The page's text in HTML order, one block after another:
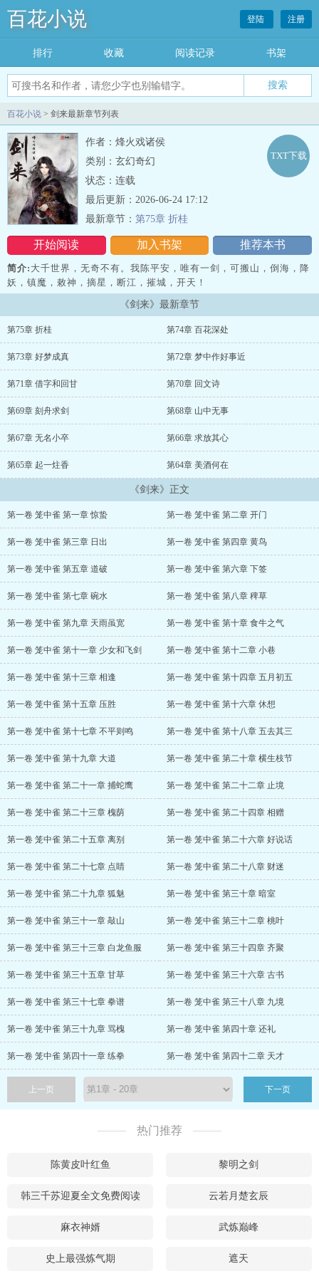
百花小说 登陆 注册
排行 收藏 阅读记录 书架
百花小说 > 剑来最新章节列表
作者：烽火戏诸侯
类别：玄幻奇幻
状态：连载
开始阅读 加入书架 推荐本书
TXT下载
最后更新：2026-06-24 17:12
最新章节： 第75章 折桂
简介: 大千世界，无奇不有。我陈平安，唯有一剑，可搬山，倒海，降
妖，镇魔，敕神，摘星，断江，摧城，开天！
《剑来》最新章节
第75章 折桂 第74章 百花深处
第73章 好梦成真 第72章 梦中作好事近
第71章 借字和回甘 第70章 回文诗
第69章 刻舟求剑 第68章 山中无事
第67章 无名小卒 第66章 求放其心
第65章 起一炷香 第64章 美酒何在
《剑来》正文
第一卷 笼中雀 第一章 惊蛰 第一卷 笼中雀 第二章 开门
第一卷 笼中雀 第三章 日出 第一卷 笼中雀 第四章 黄鸟
第一卷 笼中雀 第五章 道破 第一卷 笼中雀 第六章 下签
第一卷 笼中雀 第七章 碗水 第一卷 笼中雀 第八章 稗草
第一卷 笼中雀 第九章 天雨虽宽 第一卷 笼中雀 第十章 食牛之气
第一卷 笼中雀 第十一章 少女和飞剑 第一卷 笼中雀 第十二章 小巷
第一卷 笼中雀 第十三章 相逢 第一卷 笼中雀 第十四章 五月初五
第一卷 笼中雀 第十五章 压胜 第一卷 笼中雀 第十六章 休想
第一卷 笼中雀 第十七章 不平则鸣 第一卷 笼中雀 第十八章 五去其三
第一卷 笼中雀 第十九章 大道 第一卷 笼中雀 第二十章 横生枝节
第一卷 笼中雀 第二十一章 捕蛇鹰 第一卷 笼中雀 第二十二章 止境
第一卷 笼中雀 第二十三章 槐荫 第一卷 笼中雀 第二十四章 相赠
第一卷 笼中雀 第二十五章 离别 第一卷 笼中雀 第二十六章 好说话
第一卷 笼中雀 第二十七章 点睛 第一卷 笼中雀 第二十八章 财迷
第一卷 笼中雀 第二十九章 狐魅 第一卷 笼中雀 第三十章 暗室
第一卷 笼中雀 第三十一章 敲山 第一卷 笼中雀 第三十二章 桃叶
第一卷 笼中雀 第三十三章 白龙鱼服 第一卷 笼中雀 第三十四章 齐聚
第一卷 笼中雀 第三十五章 甘草 第一卷 笼中雀 第三十六章 古书
第一卷 笼中雀 第三十七章 拳谱 第一卷 笼中雀 第三十八章 九境
第一卷 笼中雀 第三十九章 骂槐 第一卷 笼中雀 第四十章 还礼
第一卷 笼中雀 第四十一章 练拳 第一卷 笼中雀 第四十二章 天才
上一页 下一页
热门推荐
陈黄皮叶红鱼 黎明之剑
韩三千苏迎夏全文免费阅读 云若月楚玄辰
麻衣神婿 武炼巅峰
史上最强炼气期 遮天